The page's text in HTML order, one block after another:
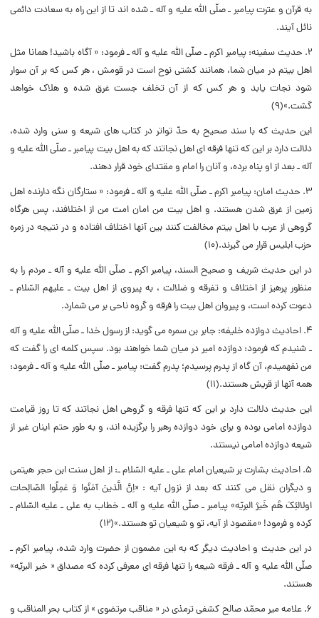
به قرآن و عترت پیامبر ـ صلّى الله علیه و آله ـ شده اند تا از این راه به سعادت دائمى
نائل آیند.
۲. حدیث سفینه: پیامبر اکرم ـ صلّى الله علیه و آله ـ فرمود: « آگاه باشید! همانا مثل
اهل بیتم در میان شما، همانند کشتى نوح است در قومش ، هر کس که بر آن سوار
شود نجات یابد و هر کس که از آن تخلف جست غرق شده و هلاک خواهد
گشت.»(۹)
این حدیث که با سند صحیح به حدّ تواتر در کتاب هاى شیعه و سنى وارد شده،
دلالت دارد بر این که تنها فرقه اى اهل نجاتند که به اهل بیت پیامبر ـ صلّى الله علیه و
آله ـ بعد از او پناه برده، و آنان را امام و مقتداى خود قرار دهند.
۳. حدیث امان: پیامبر اکرم ـ صلّى الله علیه و آله ـ فرمود: « ستارگان نگه دارنده اهل
زمین از غرق شدن هستند. و اهل بیت من امان امت من از اختلافند، پس هرگاه
گروهى از عرب با اهل بیتم مخالفت کنند بین آنها اختلاف افتاده و در نتیجه در زمره
حزب ابلیس قرار مى گیرند.(۱۰)
در این حدیث شریف و صحیح السند، پیامبر اکرم ـ صلّى الله علیه و آله ـ مردم را به
منظور پرهیز از اختلاف و تفرقه و ضلالت ، به پیروى از اهل بیت ـ علیهم السّلام ـ
دعوت کرده است، و پیروان اهل بیت را فرقه و گروه ناحى بر مى شمارد.
۴. احادیث دوازده خلیفه: جابر بن سمره مى گوید: از رسول خدا ـ صلّى الله علیه و آله
ـ شنیدم که فرمود: دوازده امیر در میان شما خواهند بود. سپس کلمه اى را گفت که
من نفهمیدم، آن گاه از پدرم پرسیدم؛ پدرم گفت: پیامبر ـ صلّى الله علیه و آله ـ فرمود:
همه آنها از قریش هستند.(۱۱)
این حدیث دلالت دارد بر این که تنها فرقه و گروهى اهل نجاتند که تا روز قیامت
دوازده امامى بوده و براى خود دوازده رهبر را برگزیده اند، و به طور حتم اینان غیر از
شیعه دوازده امامى نیستند.
۵. احادیث بشارت بر شیعیان امام على ـ علیه السّلام ـ: از اهل سنت ابن حجر هیتمى
و دیگران نقل مى کنند که بعد از نزول آیه : «اِنَّ الَّذینَ آمَنُوا وَ عَمِلُوا الصّالِحات
اولالئِکَ هُم خَیرُ البَریّه» پیامبر ـ صلّى الله علیه و آله ـ خطاب به على ـ علیه السّلام ـ
کرده و فرمود! «مقصود از آیه، تو و شیعیان تو هستند.»(۱۲)
در این حدیث و احادیث دیگر که به این مضمون از حضرت وارد شده، پیامبر اکرم ـ
صلّى الله علیه و آله ـ فرقه شیعه را تنها فرقه اى معرفى کرده که مصداق « خیر البریّه»
هستند.
۶. علامه میر محمّد صالح کشفى ترمذى در « مناقب مرتضوى » از کتاب بحر المناقب و